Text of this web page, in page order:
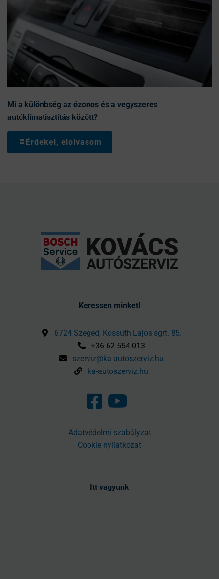
Mi a különbség az ózonos és a vegyszeres
autóklímatisztítás között?
Érdekel, elolvasom
Keressen minket!
6724 Szeged, Kossuth Lajos sgrt. 85.
+36 62 554 013
szerviz@ka-autoszerviz.hu
ka-autoszerviz.hu
Adatvédelmi szabályzat
Cookie nyilatkozat
Itt vagyunk